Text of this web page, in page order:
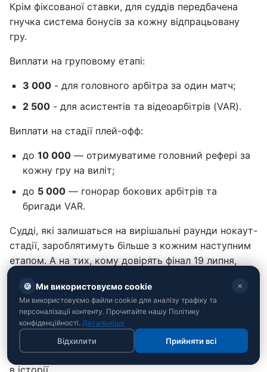
Крім фіксованої ставки, для суддів передбачена
гнучка система бонусів за кожну відпрацьовану
гру.
Виплати на груповому етапі:
3 000 - для головного арбітра за один матч;
2 500 - для асистентів та відеоарбітрів (VAR).
Виплати на стадії плей-офф:
до 10 000 — отримуватиме головний рефері за
кожну гру на виліт;
до 5 000 — гонорар бокових арбітрів та
бригади VAR.
Судді, які залишаться на вирішальні раунди нокаут-
стадії, зароблятимуть більше з кожним наступним
етапом. А на тих, кому довірять фінал 19 липня,
футболу.
Чому ФІФА так щедро платить арбітрам
Такий фінансовий стрибок пов'язаний із тим, що
ЧС-2026 стане найтривалішим і наймасштабнішим
🍪 Ми використовуємо cookie ✕
Ми використовуємо файли cookie для аналізу трафіку та
персоналізації контенту. Прочитайте нашу Політику
конфіденційності. Детальніше
Відхилити Прийняти всі